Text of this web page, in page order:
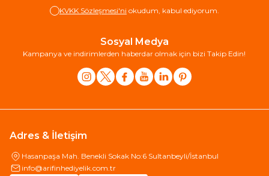
KVKK Sözleşmesi'ni okudum, kabul ediyorum.
Sosyal Medya
Kampanya ve indirimlerden haberdar olmak için bizi Takip Edin!
Adres & İletişim
Hasanpaşa Mah. Benekli Sokak No:6 Sultanbeyli/İstanbul
info@arifinhediyelik.com.tr